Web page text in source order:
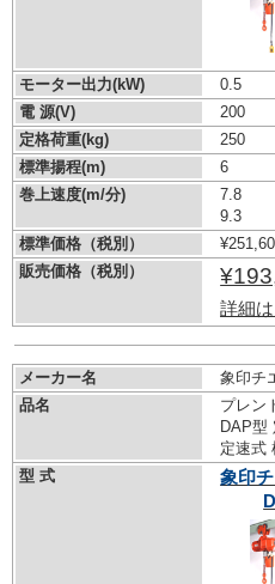
モーター出力(kW)
0.5
電 源(V)
200
定格荷重(kg)
250
標準揚程(m)
6
巻上速度(m/分)
7.8
9.3
標準価格（税別）
販売価格（税別）
詳細
メーカー名
象印チ
品名
プレン
DAP型
定速式
型 式
象印